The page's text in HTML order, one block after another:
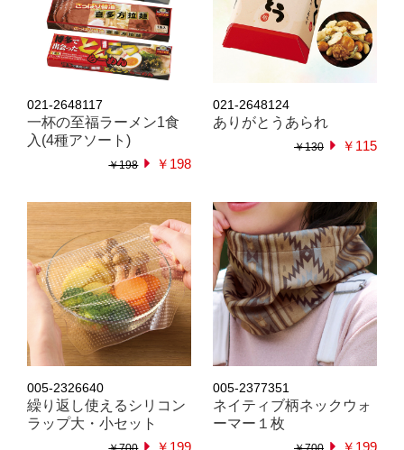
021-2648117
一杯の至福ラーメン1食
入(4種アソート)
￥198 ￥198
021-2648124
ありがとうあられ
￥130 ￥115
005-2326640
繰り返し使えるシリコン
ラップ大・小セット
005-2377351
ネイティブ柄ネックウォ
ーマー１枚